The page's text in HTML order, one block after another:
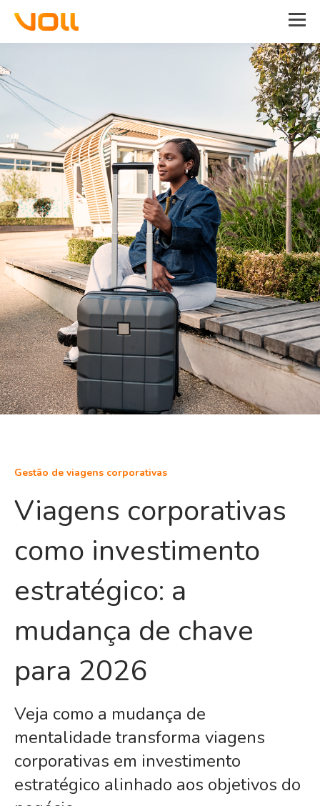
Gestão de viagens corporativas
Viagens corporativas
como investimento
estratégico: a
mudança de chave
para 2026
Veja como a mudança de
mentalidade transforma viagens
corporativas em investimento
estratégico alinhado aos objetivos do